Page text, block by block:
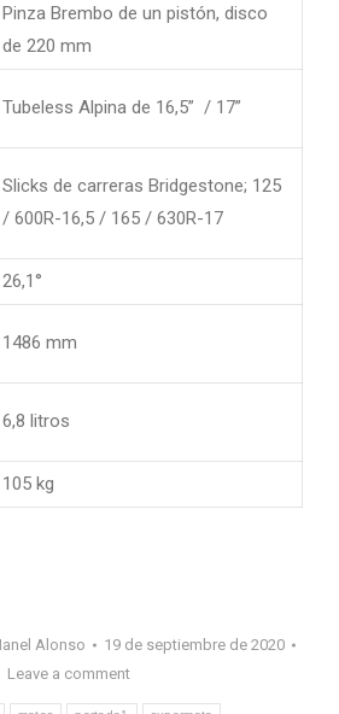
Pinza Brembo de un pistón, disco
de 220 mm
Tubeless Alpina de 16,5” / 17”
Slicks de carreras Bridgestone; 125
/ 600R-16,5 / 165 / 630R-17
26,1°
1486 mm
6,8 litros
105 kg
Alonso
19 de septiembre de 2020
Leave a comment